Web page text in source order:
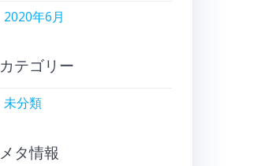
2020年6月
カテゴリー
未分類
メタ情報